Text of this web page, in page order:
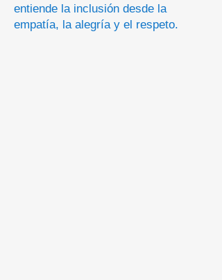
entiende la inclusión desde la
empatía, la alegría y el respeto.